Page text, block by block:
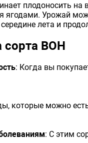
плодоносить на
ягодами. Урожай
лета и
сорта ВОН
: Когда вы
которые можно
: С этим